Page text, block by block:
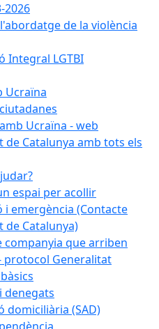
2026
de la violència
Integral LGTBI
Ucraïna
Ucraïna - web
de Catalunya amb tots els
espai per acollir
emergència (Contacte
de Catalunya)
companyia que arriben
protocol Generalitat
denegats
domiciliària (SAD)